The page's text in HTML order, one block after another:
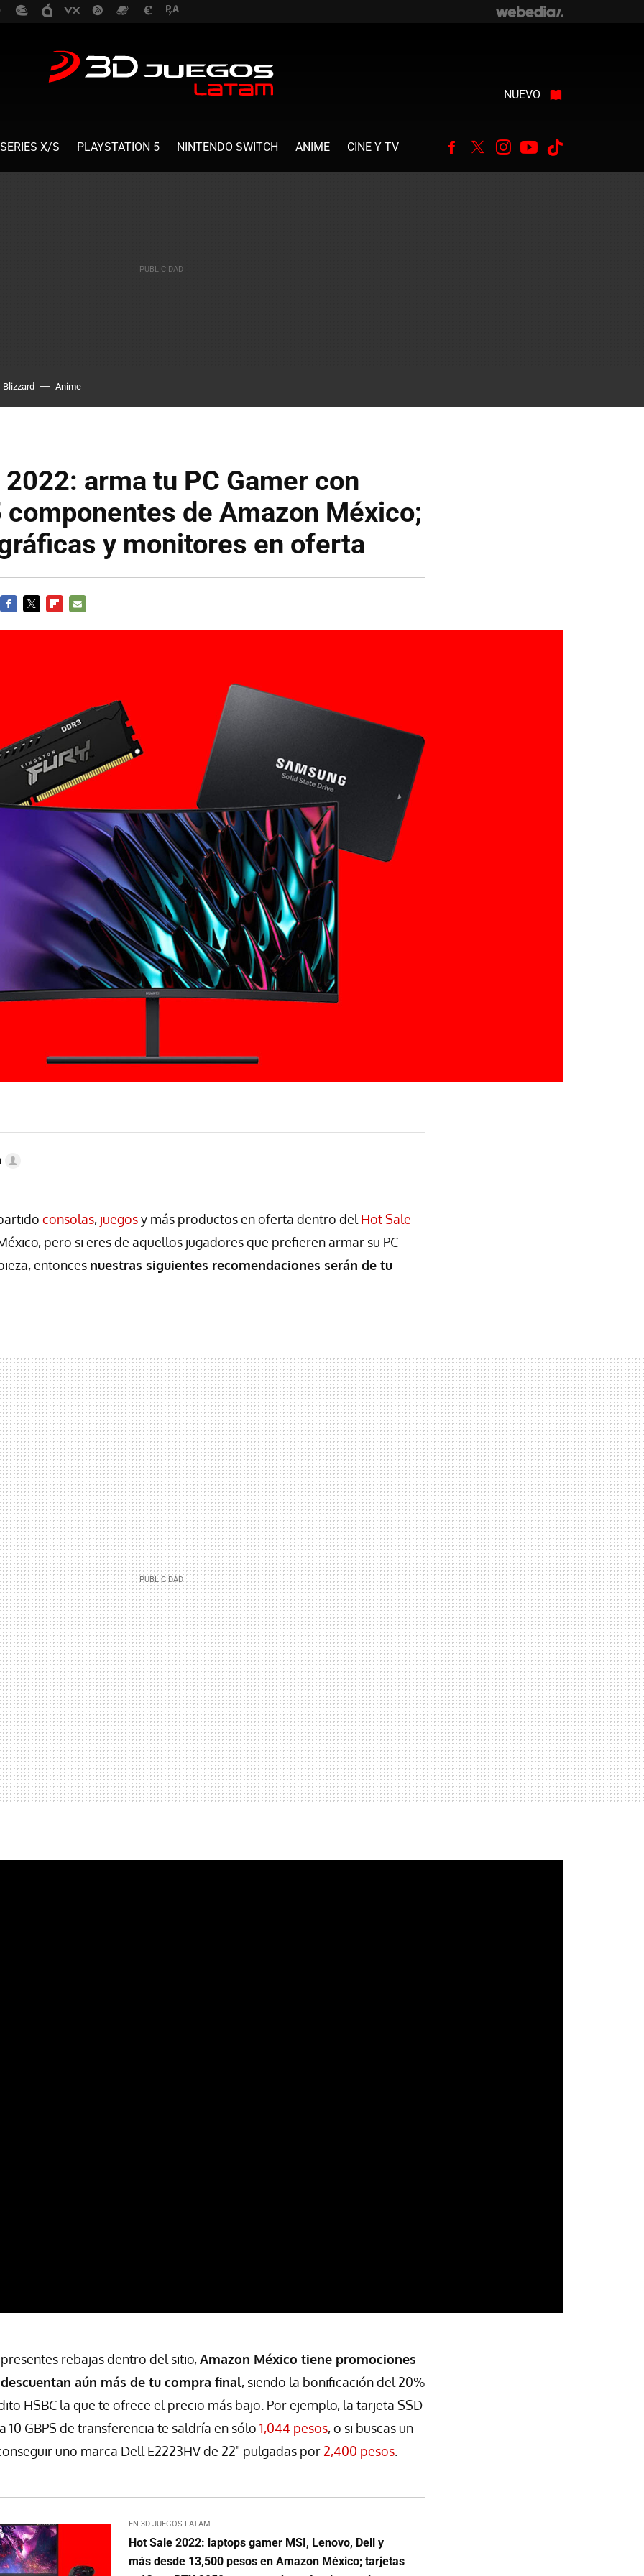
NUEVO
X/S PLAYSTATION 5 NINTENDO SWITCH ANIME CINE Y TV Facebook
TwitterInstagram
Youtube
Blizzard Anime
arma tu PC Gamer con
de Amazon México;
y monitores en oferta
consolas, juegosy más productos en oferta dentro del Hot Sale
pero si eres de aquellos jugadores que prefieren armar su PC
entonces nuestras siguientes recomendaciones serán de tu
rebajas dentro del sitio,Amazon México tiene promociones
aún más de tu compra final, siendo la bonificación del 20%
HSBC la que te ofrece el precio más bajo. Por ejemplo, la tarjeta SSD
10 GBPS de transferencia te saldría en sólo 1,044 pesos, o si buscas un
uno marca Dell E2223HV de 22" pulgadas por2,400 pesos
EN 3D JUEGOS LATAM
Hot Sale 2022: laptops gamer MSI, Lenovo, Dell y
más desde 13,500 pesos en Amazon México; tarjetas